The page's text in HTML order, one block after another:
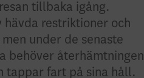
tillbaka igång.
restriktioner och
under de senaste
behöver återhämtningen
tappar fart på sina håll.